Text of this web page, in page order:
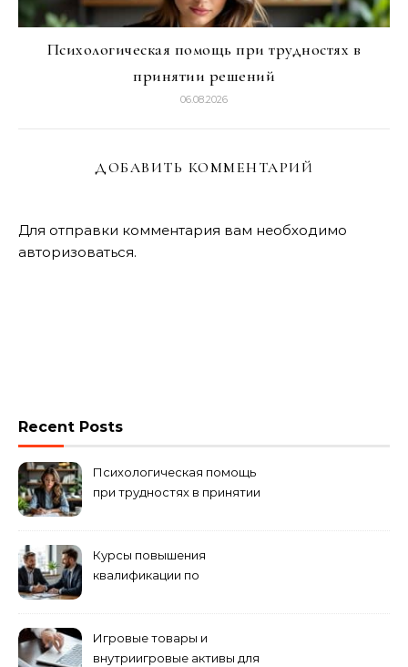
Психологическая помощь при трудностях в
принятии решений
06.08.2026
ДОБАВИТЬ КОММЕНТАРИЙ
Для отправки комментария вам необходимо
авторизоваться.
Recent Posts
Психологическая помощь
при трудностях в принятии
Курсы повышения
квалификации по
Игровые товары и
внутриигровые активы для